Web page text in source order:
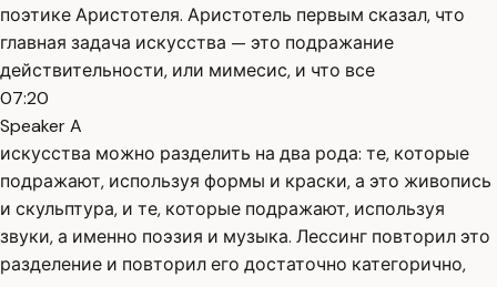
поэтике Аристотеля. Аристотель первым сказал, что
главная задача искусства — это подражание
действительности, или мимесис, и что все
07:20
Speaker A
искусства можно разделить на два рода: те, которые
подражают, используя формы и краски, а это живопись
и скульптура, и те, которые подражают, используя
звуки, а именно поэзия и музыка. Лессинг повторил это
разделение и повторил его достаточно категорично,